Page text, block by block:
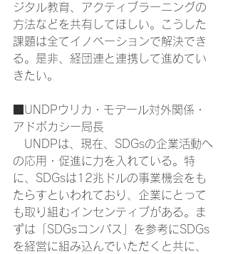
ジタル教育、アクティブラーニングの
方法などを共有してほしい。こうした
課題は全てイノベーションで解決でき
る。是非、経団連と連携して進めてい
きたい。
■UNDPウリカ・モデール対外関係・
アドボカシー局長
UNDPは、現在、SDGsの企業活動へ
の応用・促進に力を入れている。特
に、SDGsは12兆ドルの事業機会をも
たらすといわれており、企業にとって
も取り組むインセンティブがある。ま
ずは「SDGsコンパス」を参考にSDGs
を経営に組み込んでいただくと共に、